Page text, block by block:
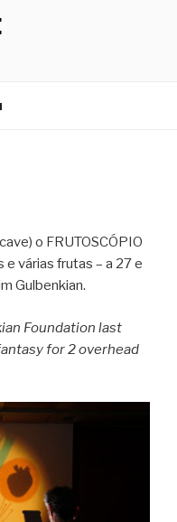
o FRUTOSCÓPIO
várias frutas – a 27 e
Gulbenkian.
Foundation last
for 2 overhead